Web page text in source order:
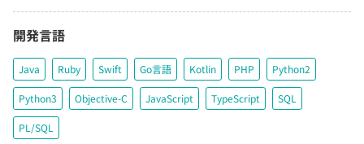
開発言語
Java Ruby Swift Go言語 Kotlin PHP Python2
Python3 Objective-C JavaScript TypeScript SQL
PL/SQL